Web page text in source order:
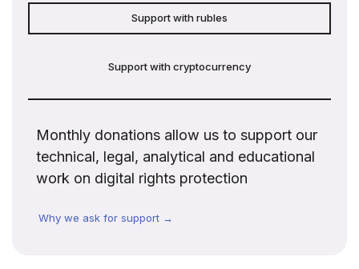
Support with rubles
Support with cryptocurrency
Monthly donations allow us to support our
technical, legal, analytical and educational
work on digital rights protection
Why we ask for support →